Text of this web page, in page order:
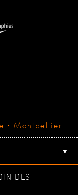
- Montpellier
▼
DES